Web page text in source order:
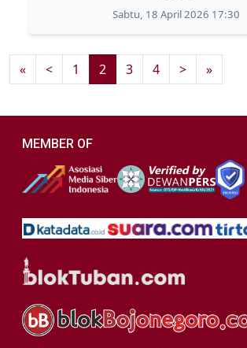
Sabtu, 18 April 2026 17:30
« < 1 2 3 4 > »
MEMBER OF